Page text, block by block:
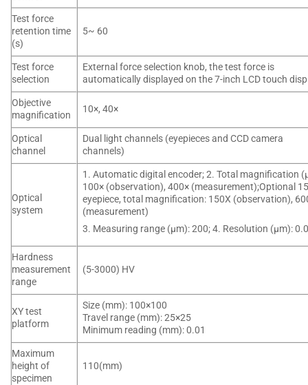
Test force
retention time
(s)
5~ 60
Test force
selection
External force selection knob, the test force is
automatically displayed on the 7-inch LCD touch
Objective
magnification
10×, 40×
Optical
channel
Dual light channels (eyepieces and CCD camera
channels)
Optical
system
1. Automatic digital encoder; 2. Total magnification
100× (observation), 400× (measurement);Optional
eyepiece, total magnification: 150X (observation),
(measurement)
3. Measuring range (μm): 200; 4. Resolution (μm):
Hardness
measurement
range
(5-3000) HV
XY test
platform
Size (mm): 100×100
Travel range (mm): 25×25
Minimum reading (mm): 0.01
Maximum
height of
specimen
110(mm)